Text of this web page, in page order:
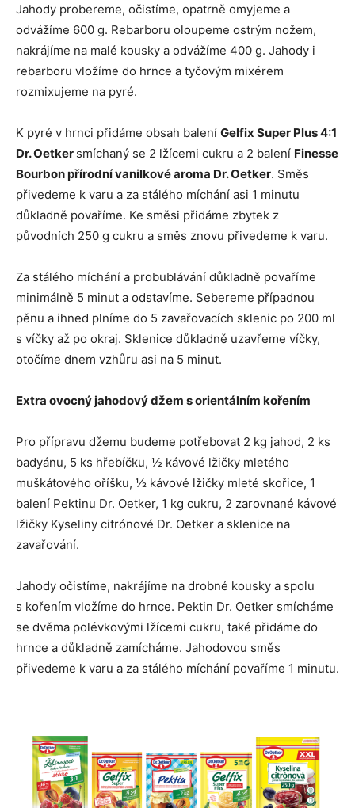
Jahody probereme, očistíme, opatrně omyjeme a
odvážíme 600 g. Rebarboru oloupeme ostrým nožem,
nakrájíme na malé kousky a odvážíme 400 g. Jahody i
rebarboru vložíme do hrnce a tyčovým mixérem
rozmixujeme na pyré.
K pyré v hrnci přidáme obsah balení Gelfix Super Plus 4:1
Dr. Oetker smíchaný se 2 lžícemi cukru a 2 balení Finesse
Bourbon přírodní vanilkové aroma Dr. Oetker. Směs
přivedeme k varu a za stálého míchání asi 1 minutu
důkladně povaříme. Ke směsi přidáme zbytek z
původních 250 g cukru a směs znovu přivedeme k varu.
Za stálého míchání a probublávání důkladně povaříme
minimálně 5 minut a odstavíme. Sebereme případnou
pěnu a ihned plníme do 5 zavařovacích sklenic po 200 ml
s víčky až po okraj. Sklenice důkladně uzavřeme víčky,
otočíme dnem vzhůru asi na 5 minut.
Extra ovocný jahodový džem s orientálním kořením
Pro přípravu džemu budeme potřebovat 2 kg jahod, 2 ks
badyánu, 5 ks hřebíčku, ½ kávové lžičky mletého
muškátového oříšku, ½ kávové lžičky mleté skořice, 1
balení Pektinu Dr. Oetker, 1 kg cukru, 2 zarovnané kávové
lžičky Kyseliny citrónové Dr. Oetker a sklenice na
zavařování.
Jahody očistíme, nakrájíme na drobné kousky a spolu
s kořením vložíme do hrnce. Pektin Dr. Oetker smícháme
se dvěma polévkovými lžícemi cukru, také přidáme do
hrnce a důkladně zamícháme. Jahodovou směs
přivedeme k varu a za stálého míchání povaříme 1 minutu.